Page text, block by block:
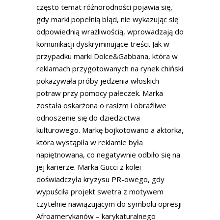
często temat różnorodności pojawia się,
gdy marki popełnią błąd, nie wykazując się
odpowiednią wrażliwością, wprowadzają do
komunikacji dyskryminujące treści. Jak w
przypadku marki Dolce&Gabbana, która w
reklamach przygotowanych na rynek chiński
pokazywała próby jedzenia włoskich
potraw przy pomocy pałeczek. Marka
została oskarżona o rasizm i obraźliwe
odnoszenie się do dziedzictwa
kulturowego. Markę bojkotowano a aktorka,
która wystąpiła w reklamie była
napiętnowana, co negatywnie odbiło się na
jej karierze. Marka Gucci z kolei
doświadczyła kryzysu PR-owego, gdy
wypuściła projekt swetra z motywem
czytelnie nawiązującym do symbolu opresji
Afroamerykanów – karykaturalnego